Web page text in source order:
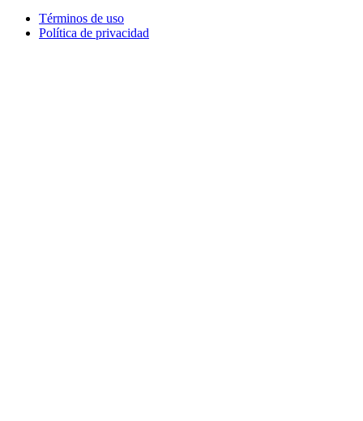
Términos de uso
Política de privacidad